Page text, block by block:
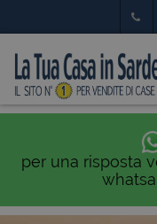
per una risposta